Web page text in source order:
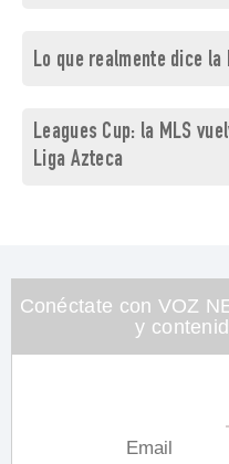
Lo que realmente dice la
Leagues Cup: la MLS
Liga Azteca
Conéctate con VOZ
y